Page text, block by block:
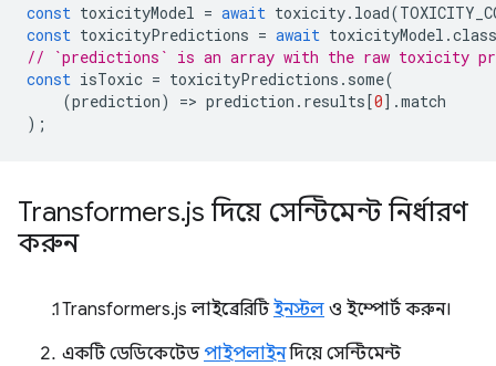
const toxicityModel = await toxicity. load(
const toxicityPredictions = await toxicityModel .
// `predictions` is an array with the raw toxicity
const isToxic = toxicityPredictions . some(
(prediction) => prediction . results[0].match
);
Transformers.js দিয়ে সেন্টিমেন্ট নির্ধারণ
করুন
Transformers.js লাইব্রেরিটিইনস্টল ও ইম্পোর্ট করুন।
একটি ডেডিকেটেডপাইপলাইনদিয়ে সেন্টিমেন্ট